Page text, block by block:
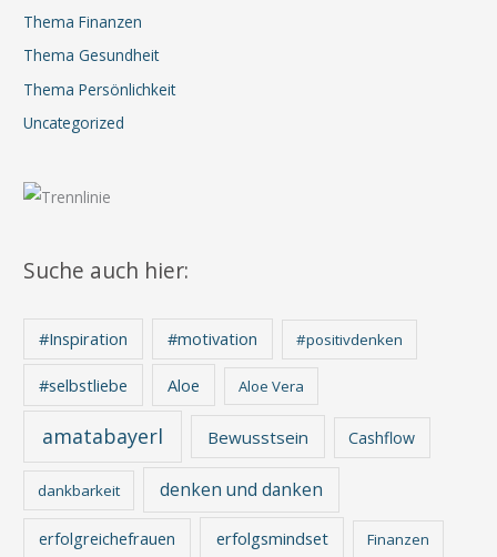
Thema Finanzen
Thema Gesundheit
Thema Persönlichkeit
Uncategorized
Suche auch hier:
#Inspiration #motivation #positivdenken
#selbstliebe Aloe Aloe Vera
amatabayerl Bewusstsein Cashflow
dankbarkeit denken und danken
erfolgreichefrauen erfolgsmindset Finanzen